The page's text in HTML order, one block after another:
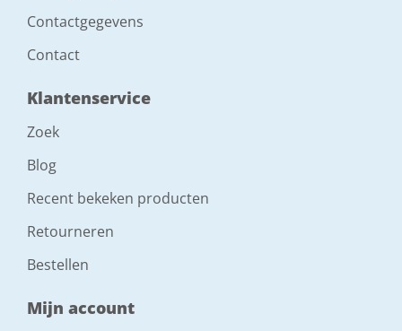
Contactgegevens
Contact
Klantenservice
Zoek
Blog
Recent bekeken producten
Retourneren
Bestellen
Mijn account